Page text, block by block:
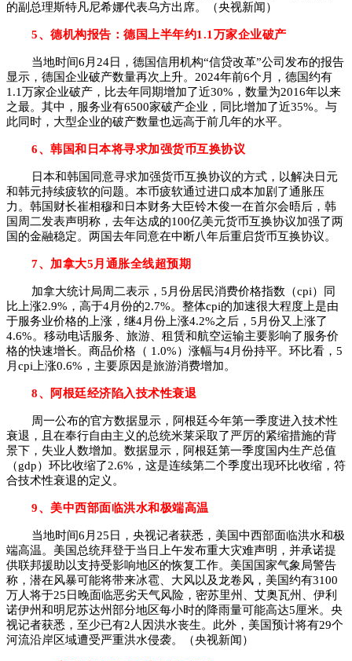
的副总理斯特凡尼希娜代表乌方出席。（央视新闻）
5、德机构报告：德国上半年约1.1万家企业破产
当地时间6月24日，德国信用机构“信贷改革”公司发布的报告
显示，德国企业破产数量再次上升。2024年前6个月，德国约有
1.1万家企业破产，比去年同期增加了近30%，数量为2016年以来
之最。其中，服务业有6500家破产企业，同比增加了近35%。与
此同时，大型企业的破产数量也远高于前几年的水平。
6、韩国和日本将寻求加强货币互换协议
日本和韩国同意寻求加强货币互换协议的方式，以解决日元
和韩元持续疲软的问题。本币疲软通过进口成本加剧了通胀压
力。韩国财长崔相穆和日本财务大臣铃木俊一在首尔会晤后，韩
国周二发表声明称，去年达成的100亿美元货币互换协议加强了两
国的金融稳定。两国去年同意在中断八年后重启货币互换协议。
7、加拿大5月通胀全线超预期
加拿大统计局周二表示，5月份居民消费价格指数（cpi）同
比上涨2.9%，高于4月份的2.7%。整体cpi的加速很大程度上是由
于服务业价格的上涨，继4月份上涨4.2%之后，5月份又上涨了
4.6%。移动电话服务、旅游、租赁和航空运输主要影响了服务价
格的快速增长。商品价格（ 1.0%）涨幅与4月份持平。环比看，5
月cpi上涨0.6%，主要原因是旅游消费增加。
8、阿根廷经济陷入技术性衰退
周一公布的官方数据显示，阿根廷今年第一季度进入技术性
衰退，且在奉行自由主义的总统米莱采取了严厉的紧缩措施的背
景下，失业人数增加。数据显示，阿根廷第一季度国内生产总值
（gdp）环比收缩了2.6%，这是连续第二个季度出现环比收缩，符
合技术性衰退的定义。
9、美中西部面临洪水和极端高温
当地时间6月25日，央视记者获悉，美国中西部面临洪水和极
端高温。美国总统拜登于当日上午发布重大灾难声明，并承诺提
供联邦援助以支持受影响地区的恢复工作。美国国家气象局警告
称，潜在风暴可能将带来冰雹、大风以及龙卷风，美国约有3100
万人将于25日晚面临恶劣天气风险，密苏里州、艾奥瓦州、伊利
诺伊州和明尼苏达州部分地区每小时的降雨量可能高达5厘米。央
视记者获悉，至少已有2人因洪水丧生。此外，美国预计将有29个
河流沿岸区域遭受严重洪水侵袭。（央视新闻）